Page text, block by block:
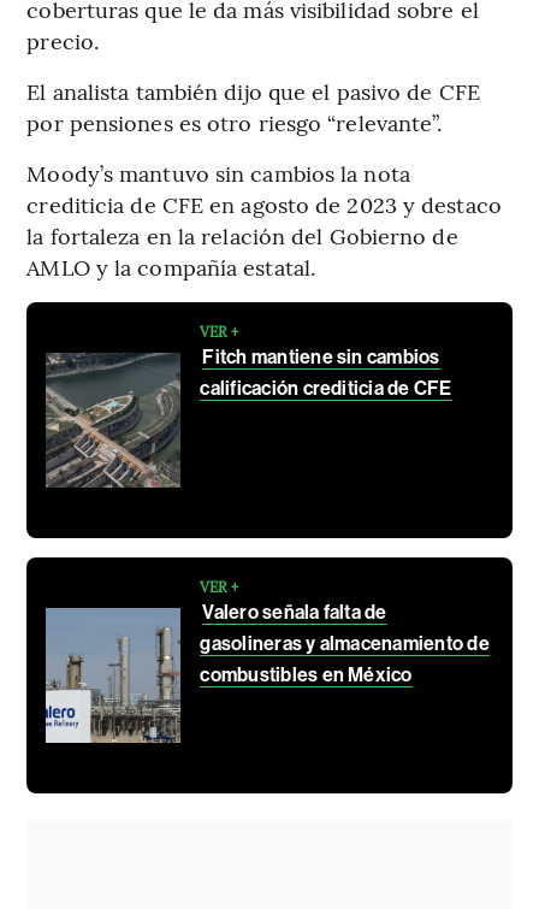
coberturas que le da más visibilidad sobre el
precio.
El analista también dijo que el pasivo de CFE
por pensiones es otro riesgo “relevante”.
Moody’s mantuvo sin cambios la nota
crediticia de CFE en agosto de 2023 y destaco
la fortaleza en la relación del Gobierno de
AMLO y la compañía estatal.
VER +
Fitch mantiene sin cambios
calificación crediticia de CFE
VER +
Valero señala falta de
gasolineras y almacenamiento de
combustibles en México